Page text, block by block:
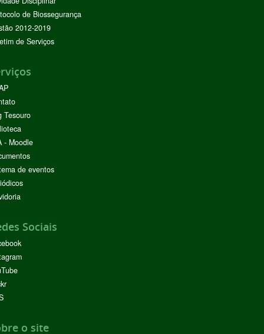
de Biossegurança
2012-2019
de Serviços
Tesouro
- Moodle
de eventos
Sociais
o site